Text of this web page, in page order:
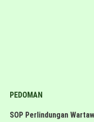
PEDOMAN
SOP Perlindungan